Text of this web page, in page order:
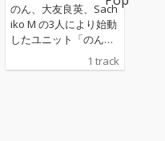
のん、大友良英、Sach
iko M の3人により始動
したユニット「のんと
も。M」が、コロナ禍
の自粛中リモートレコ
1 track